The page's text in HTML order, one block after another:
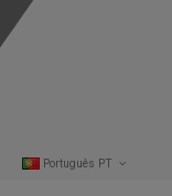
Português PT